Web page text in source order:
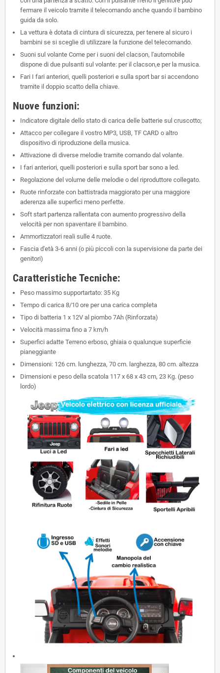
fermare il veicolo tramite il telecomando anche quando il bambino
guida da solo.
La vettura è dotata di cintura di sicurezza, per tenere al sicuro i
bambini se si sceglie di utilizzare la funzione del telecomando.
Suoni sul volante Come per i suoni del clacson, l'automobile
dispone di due pulsanti sul volante: per il clacson,e per la musica.
Fari I fari anteriori, quelli posteriori e sulla sport bar si accendono
tramite il doppio scatto della chiave.
Nuove funzioni:
Indicatore digitale dello stato di carica delle batterie sul cruscotto;
Attacco per collegare il vostro MP3, USB, TF CARD o altro
dispositivo di riproduzione della musica.
Attivazione di diverse melodie tramite comando dal volante.
I fari anteriori, quelli posteriori e sulla sport bar sono a led.
Regolazione del volume delle melodie o del riproduttore collegato.
Ruote rinforzate con battistrada maggiorato per una maggiore
aderenza alle superfici meno perfette.
Soft start partenza rallentata con aumento progressivo della
velocità per non spaventare il bambino.
Ammortizzatori reali sulle 4 ruote.
Fascia d'età 3-6 anni (o più piccoli con la supervisione da parte dei
genitori)
Caratteristiche Tecniche:
Peso massimo supportartato: 35 Kg
Tempo di carica 8/10 ore per una carica completa
Tipo di batteria 1 x 12V al piombo 7Ah (Rinforzata)
Velocità massima fino a 7 km/h
Superfici adatte Terreno erboso, ghiaia o qualunque superficie
pianeggiante
Dimensioni: 126 cm. lunghezza, 70 cm. larghezza, 80 cm. altezza
Dimensioni e peso della scatola 117 x 68 x 43 cm, 23 Kg. (peso
lordo)